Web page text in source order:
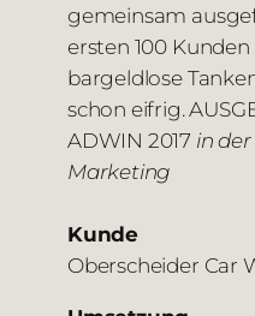
gemeinsam
ersten 100
bargeldlose
schon eifrig.
ADWIN 2017 in
Marketing
Kunde
Oberscheider Car